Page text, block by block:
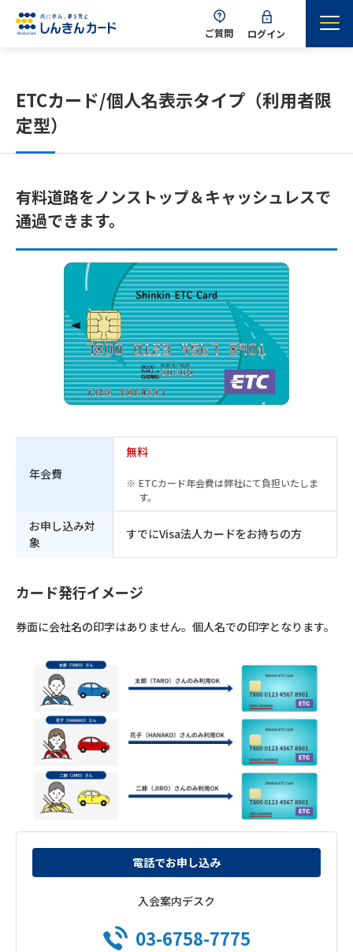
ご質問 ログイン
ETCカード/個人名表示タイプ（利用者限
定型）
有料道路をノンストップ＆キャッシュレスで
通過できます。
年会費
無料
ETCカード年会費は弊社にて負担いたしま
す。
お申し込み対
象
すでにVisa法人カードをお持ちの方
カード発行イメージ
券面に会社名の印字はありません。個人名での印字となります。
電話でお申し込み
入会案内デスク
03-6758-7775